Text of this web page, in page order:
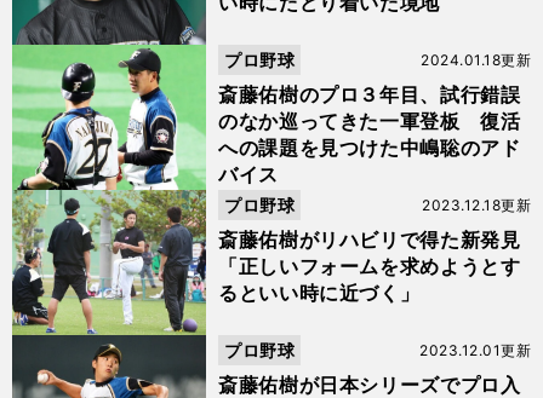
斎藤佑樹のプロ３年目、試行錯誤
のなか巡ってきた一軍登板 復活
への課題を見つけた中嶋聡のアド
バイス
2024.01.18更新
プロ野球
斎藤佑樹がリハビリで得た新発見
「正しいフォームを求めようとす
るといい時に近づく」
2023.12.18更新
プロ野球
斎藤佑樹が日本シリーズでプロ入
2023.12.01更新
プロ野球